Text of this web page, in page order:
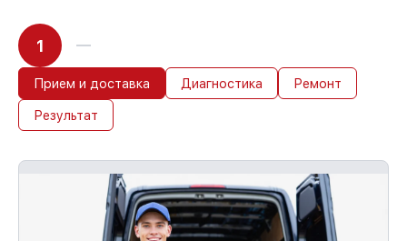
1
Прием и доставка Диагностика Ремонт
Результат